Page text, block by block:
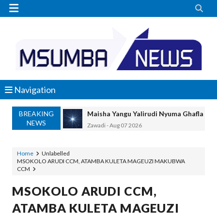
 
Navigation
BREAKING
NEWS
Maisha Yangu Yalirudi Nyuma Ghafla
Zawadi -Aug 07 2026
Nilitamani Sana Kupata Mtoto Wa
TANZANIA YAIPONGEZA AFRICA50,
MSUMBA- Aug 07 2026
JUBILEE GROUP TANZANIA
Home
Unlabelled
MSOKOLO ARUDI CCM, ATAMBA KULETA MAGEUZI MAKUBWA
CCM
MSOKOLO ARUDI CCM,
ATAMBA KULETA MAGEUZI